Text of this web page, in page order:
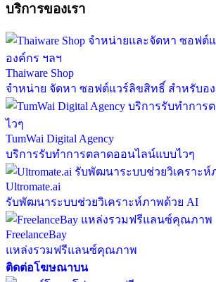
บริการของเรา
Thaiware Shop
จำหน่าย จัดหา ซอฟต์แวร์ลิขสิทธิ์ สำหรับอ
TumWai Digital Agency
บริการรับทำการตลาดออนไลน์แบบไวๆ
Ultromate.ai
รับพัฒนาระบบช่วยวิเคราะห์ภาพด้วย AI
FreelanceBay
แหล่งรวมฟรีแลนซ์คุณภาพ
ติดต่อโฆษณาบน